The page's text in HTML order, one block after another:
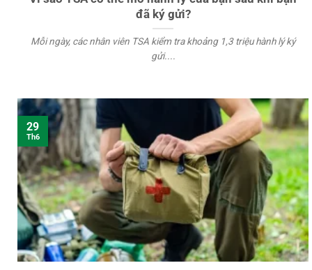
đã ký gửi?
Mỗi ngày, các nhân viên TSA kiểm tra khoảng 1,3 triệu hành lý ký
gửi....
29
Th6